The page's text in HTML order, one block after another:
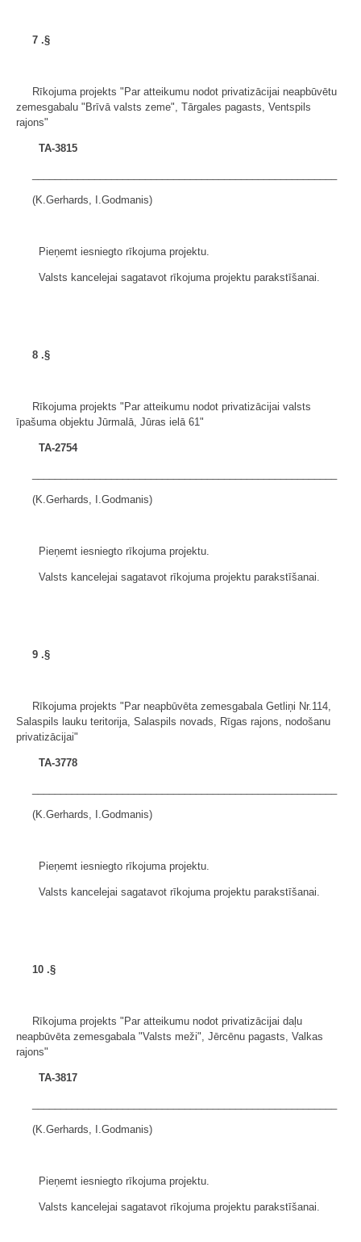
7 .§
Rīkojuma projekts "Par atteikumu nodot privatizācijai neapbūvētu
zemesgabalu "Brīvā valsts zeme", Tārgales pagasts, Ventspils
rajons"
TA-3815
(K.Gerhards, I.Godmanis)
Pieņemt iesniegto rīkojuma projektu.
Valsts kancelejai sagatavot rīkojuma projektu parakstīšanai.
8 .§
Rīkojuma projekts "Par atteikumu nodot privatizācijai valsts
īpašuma objektu Jūrmalā, Jūras ielā 61"
TA-2754
(K.Gerhards, I.Godmanis)
Pieņemt iesniegto rīkojuma projektu.
Valsts kancelejai sagatavot rīkojuma projektu parakstīšanai.
9 .§
Rīkojuma projekts "Par neapbūvēta zemesgabala Getliņi Nr.114,
Salaspils lauku teritorija, Salaspils novads, Rīgas rajons, nodošanu
privatizācijai"
TA-3778
(K.Gerhards, I.Godmanis)
Pieņemt iesniegto rīkojuma projektu.
Valsts kancelejai sagatavot rīkojuma projektu parakstīšanai.
10 .§
Rīkojuma projekts "Par atteikumu nodot privatizācijai daļu
neapbūvēta zemesgabala "Valsts meži", Jērcēnu pagasts, Valkas
rajons"
TA-3817
(K.Gerhards, I.Godmanis)
Pieņemt iesniegto rīkojuma projektu.
Valsts kancelejai sagatavot rīkojuma projektu parakstīšanai.